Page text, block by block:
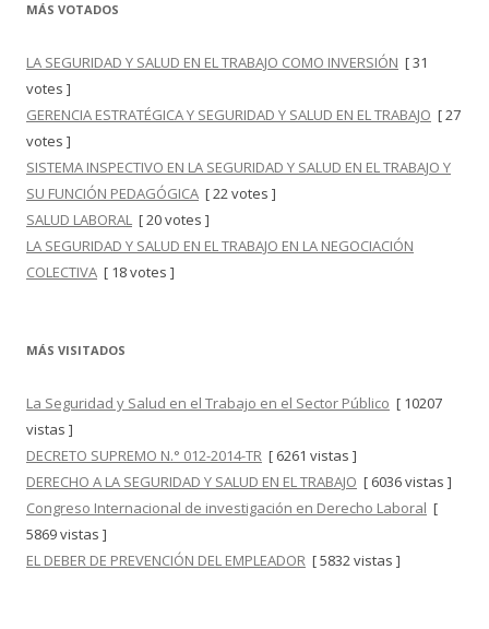
MÁS VOTADOS
LA SEGURIDAD Y SALUD EN EL TRABAJO COMO INVERSIÓN [ 31
votes ]
GERENCIA ESTRATÉGICA Y SEGURIDAD Y SALUD EN EL TRABAJO [ 27
votes ]
SISTEMA INSPECTIVO EN LA SEGURIDAD Y SALUD EN EL TRABAJO Y
SU FUNCIÓN PEDAGÓGICA [ 22 votes ]
SALUD LABORAL [ 20 votes ]
LA SEGURIDAD Y SALUD EN EL TRABAJO EN LA NEGOCIACIÓN
COLECTIVA [ 18 votes ]
MÁS VISITADOS
La Seguridad y Salud en el Trabajo en el Sector Público [ 10207
vistas ]
DECRETO SUPREMO N.° 012-2014-TR [ 6261 vistas ]
DERECHO A LA SEGURIDAD Y SALUD EN EL TRABAJO [ 6036 vistas ]
Congreso Internacional de investigación en Derecho Laboral [
5869 vistas ]
EL DEBER DE PREVENCIÓN DEL EMPLEADOR [ 5832 vistas ]